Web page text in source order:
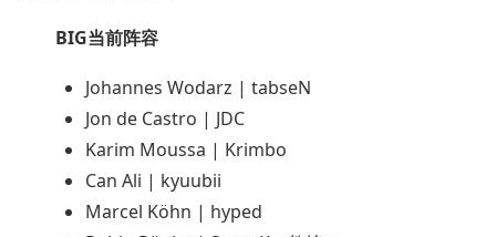
BIG当前阵容‌
Johannes Wodarz | tabseN
Jon de Castro | JDC
Karim Moussa | Krimbo
Can Ali | kyuubii
Marcel Köhn | hyped